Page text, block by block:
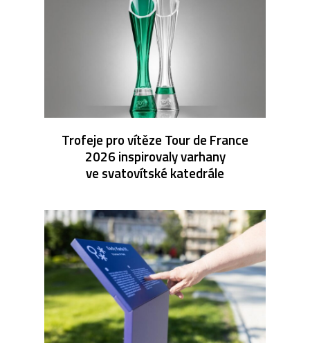
Trofeje pro vítěze Tour de France
2026 inspirovaly varhany
ve svatovítské katedrále